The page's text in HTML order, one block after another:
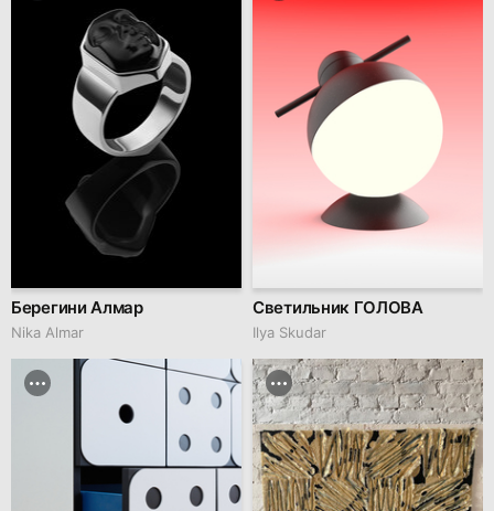
Берегини Алмар
Nika Almar
Светильник ГОЛОВА
Ilya Skudar